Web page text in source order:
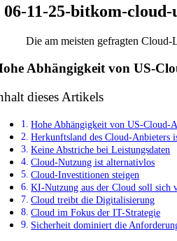
06-11-25-bitkom-
Die am meisten gefragten
Abhängigkeit von US-
dieses Artikels
Hohe Abhängigkeit von US-Cloud-
Herkunftsland des Cloud-Anbieters
Keine Abstriche bei Leistungsdaten
Cloud-Nutzung ist alternativlos
Cloud-Investitionen steigen
KI-Nutzung aus der Cloud soll sich
Cloud treibt die Digitalisierung
Cloud im Fokus der IT-Strategie
Sicherheit dominiert die